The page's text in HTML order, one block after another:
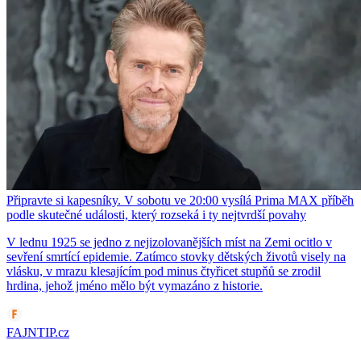
Připravte si kapesníky. V sobotu ve 20:00 vysílá Prima MAX příběh
podle skutečné události, který rozseká i ty nejtvrdší povahy
V lednu 1925 se jedno z nejizolovanějších míst na Zemi ocitlo v
sevření smrtící epidemie. Zatímco stovky dětských životů visely na
vlásku, v mrazu klesajícím pod minus čtyřicet stupňů se zrodil
hrdina, jehož jméno mělo být vymazáno z historie.
FAJNTIP.cz